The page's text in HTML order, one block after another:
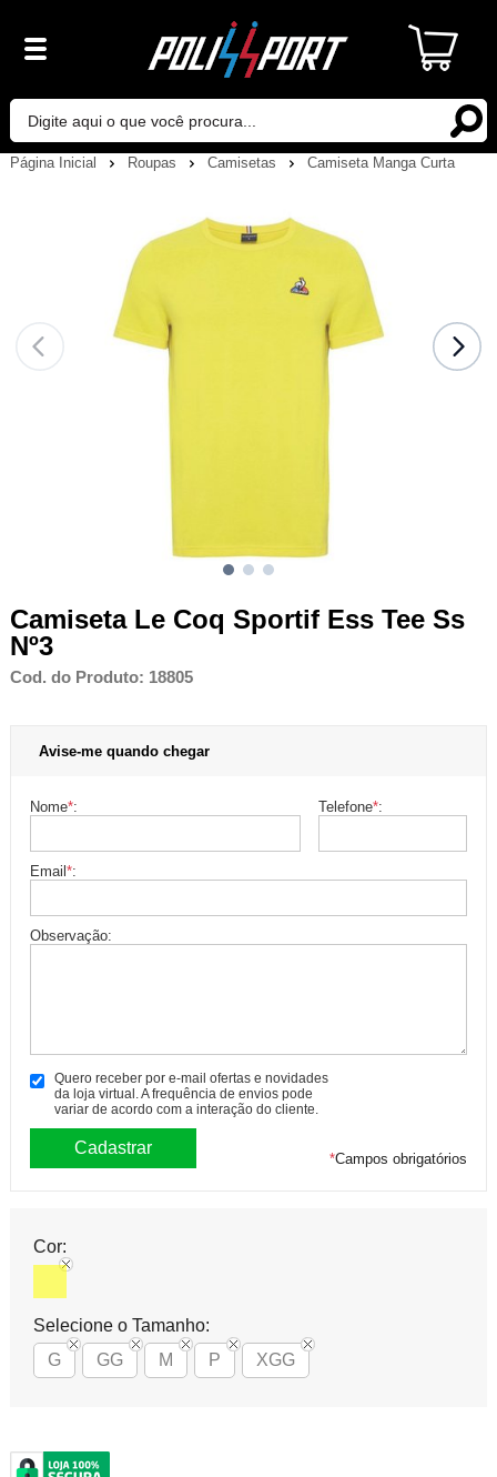
Página Inicial Roupas Camisetas Camiseta Manga Curta
Camiseta Le Coq Sportif Ess Tee Ss
Nº3
Cod. do Produto: 18805
Avise-me quando chegar
Nome*: Telefone*:
Email*:
Observação:
Quero receber por e-mail ofertas e novidades
da loja virtual. A frequência de envios pode
variar de acordo com a interação do cliente.
*Campos obrigatórios
Cor:
Selecione o Tamanho:
G
GG M P XGG